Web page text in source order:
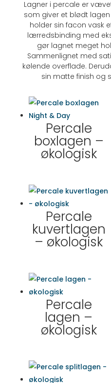
Lagner i percale er
som giver et blødt
holder sin facon vask
lærredsbinding med
gør lagnet meget
Sammenlignet med
kølende overflade.
sin matte finish og
Percale
boxlagen –
økologisk
Percale
kuvertlagen
– økologisk
Percale
lagen –
økologisk